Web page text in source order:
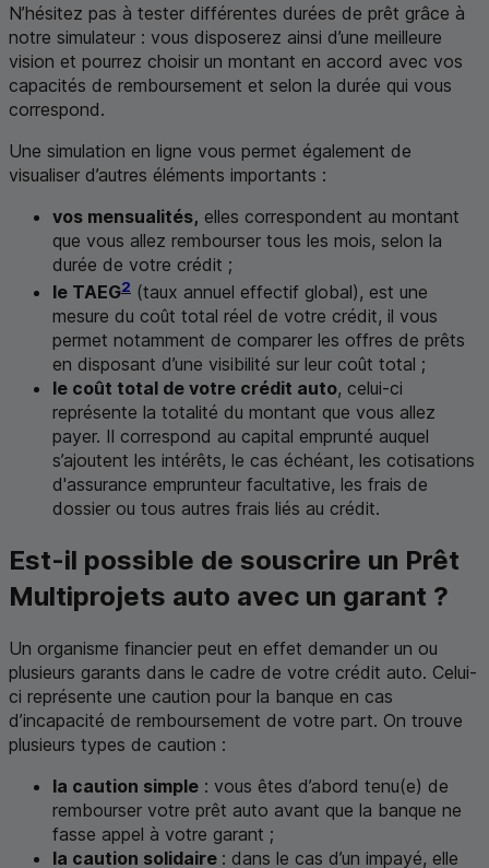
N’hésitez pas à tester différentes durées de prêt grâce à
notre simulateur : vous disposerez ainsi d’une meilleure
vision et pourrez choisir un montant en accord avec vos
capacités de remboursement et selon la durée qui vous
correspond.
Une simulation en ligne vous permet également de
visualiser d’autres éléments importants :
vos mensualités, elles correspondent au montant
que vous allez rembourser tous les mois, selon la
durée de votre crédit ;
le TAEG2 (taux annuel effectif global), est une
mesure du coût total réel de votre crédit, il vous
permet notamment de comparer les offres de prêts
en disposant d’une visibilité sur leur coût total ;
le coût total de votre crédit auto, celui-ci
représente la totalité du montant que vous allez
payer. Il correspond au capital emprunté auquel
s’ajoutent les intérêts, le cas échéant, les cotisations
d'assurance emprunteur facultative, les frais de
dossier ou tous autres frais liés au crédit.
Est-il possible de souscrire un Prêt
Multiprojets auto avec un garant ?
Un organisme financier peut en effet demander un ou
plusieurs garants dans le cadre de votre crédit auto. Celui-
ci représente une caution pour la banque en cas
d’incapacité de remboursement de votre part. On trouve
plusieurs types de caution :
la caution simple : vous êtes d’abord tenu(e) de
rembourser votre prêt auto avant que la banque ne
fasse appel à votre garant ;
la caution solidaire : dans le cas d’un impayé, elle